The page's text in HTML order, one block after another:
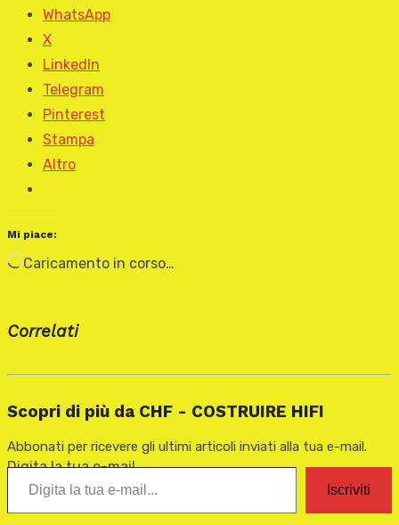
WhatsApp
X
LinkedIn
Telegram
Pinterest
Stampa
Altro
Mi piace:
Caricamento in corso…
Correlati
Scopri di più da CHF - COSTRUIRE HIFI
Abbonati per ricevere gli ultimi articoli inviati alla tua e-mail.
Digita la tua e-mail...
Iscriviti